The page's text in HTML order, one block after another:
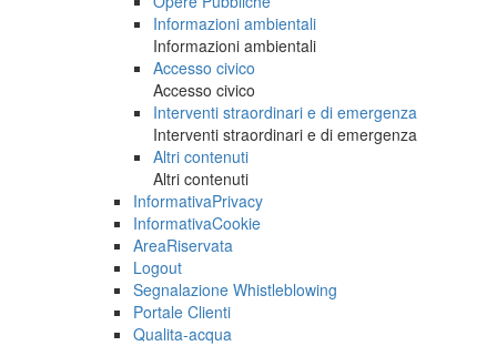
Informazioni ambientali
Informazioni ambientali
Accesso civico
Accesso civico
Interventi straordinari e di emergenza
Interventi straordinari e di emergenza
Altri contenuti
Altri contenuti
InformativaPrivacy
InformativaCookie
AreaRiservata
Logout
Segnalazione Whistleblowing
Portale Clienti
Qualita-acqua